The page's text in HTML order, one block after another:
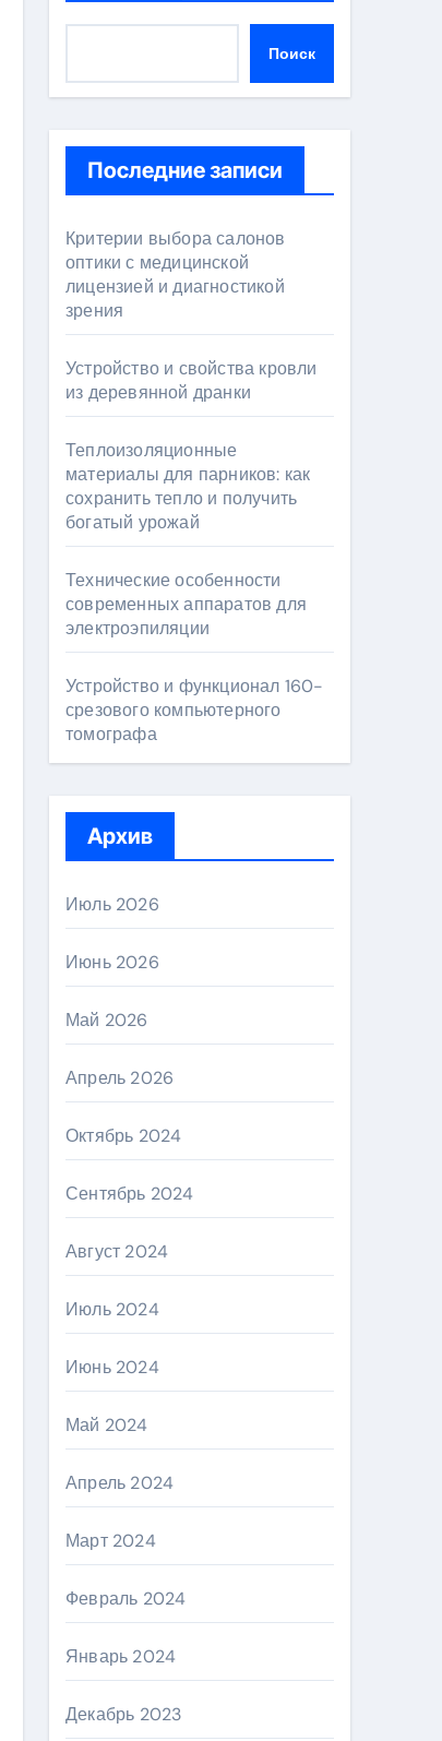
Поиск
Последние записи
Критерии выбора салонов
оптики с медицинской
лицензией и диагностикой
зрения
Устройство и свойства кровли
из деревянной дранки
Теплоизоляционные
материалы для парников: как
сохранить тепло и получить
богатый урожай
Технические особенности
современных аппаратов для
электроэпиляции
Устройство и функционал 160-
срезового компьютерного
томографа
Архив
Июль 2026
Июнь 2026
Май 2026
Апрель 2026
Октябрь 2024
Сентябрь 2024
Август 2024
Июль 2024
Июнь 2024
Май 2024
Апрель 2024
Март 2024
Февраль 2024
Январь 2024
Декабрь 2023